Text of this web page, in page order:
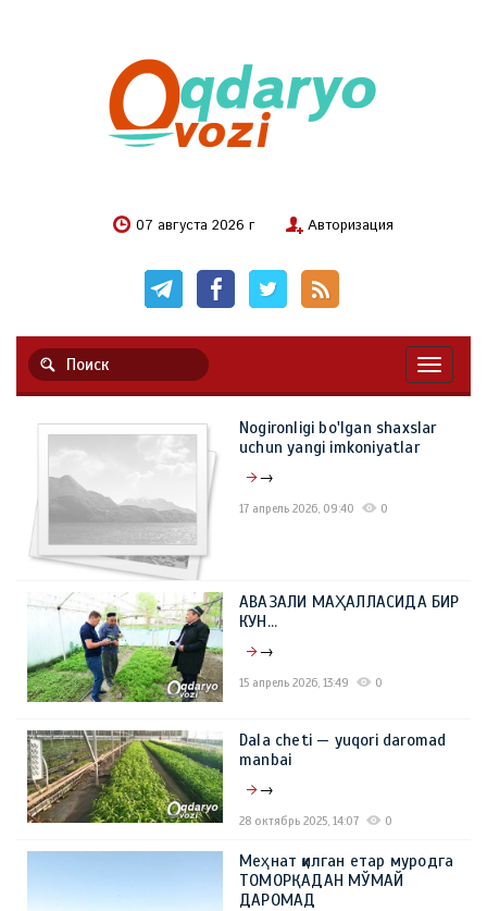
07 августа 2026 г Авторизация
Nogironligi bo'lgan shaxslar
uchun yangi imkoniyatlar
→
17 апрель 2026, 09:40 0
АВАЗАЛИ МАҲАЛЛАСИДА БИР
КУН…
→
15 апрель 2026, 13:49 0
Dala cheti — yuqori daromad
manbai
→
28 октябрь 2025, 14:07 0
Меҳнат қилган етар муродга
ТОМОРҚАДАН МЎМАЙ
ДАРОМАД